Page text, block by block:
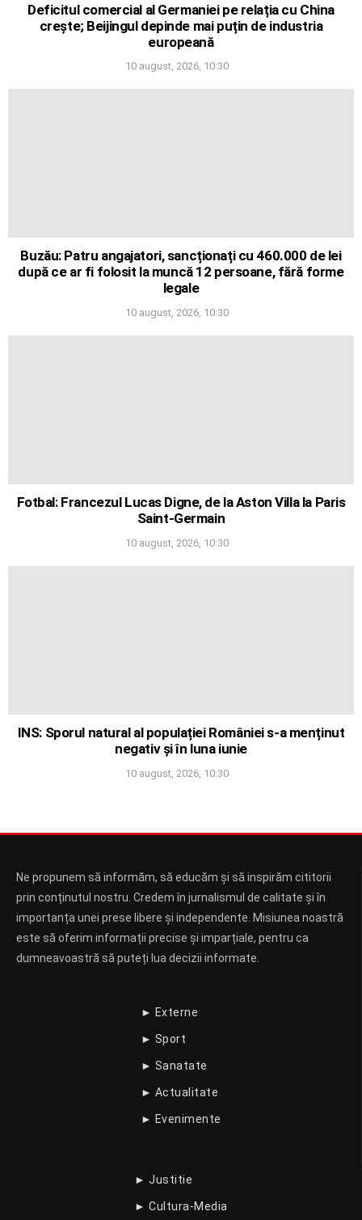
Deficitul comercial al Germaniei pe relația cu China
crește; Beijingul depinde mai puțin de industria
europeană
10 august, 2026, 10:30
Buzău: Patru angajatori, sancționați cu 460.000 de lei
după ce ar fi folosit la muncă 12 persoane, fără forme
legale
10 august, 2026, 10:30
Fotbal: Francezul Lucas Digne, de la Aston Villa la Paris
Saint-Germain
10 august, 2026, 10:30
INS: Sporul natural al populației României s-a menținut
negativ și în luna iunie
10 august, 2026, 10:30
Ne propunem să informăm, să educăm și să inspirăm cititorii
prin conținutul nostru. Credem în jurnalismul de calitate și în
importanța unei prese libere și independente. Misiunea noastră
este să oferim informații precise și imparțiale, pentru ca
dumneavoastră să puteți lua decizii informate.
► Externe
► Sport
► Sanatate
► Actualitate
► Evenimente
► Justitie
► Cultura-Media